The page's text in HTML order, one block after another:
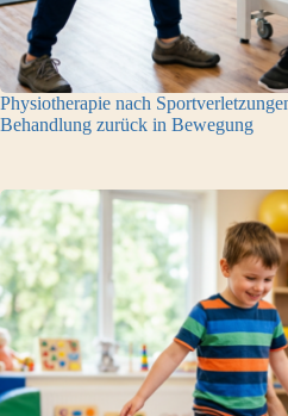
Physiotherapie nach
Behandlung zurück in Bewegung